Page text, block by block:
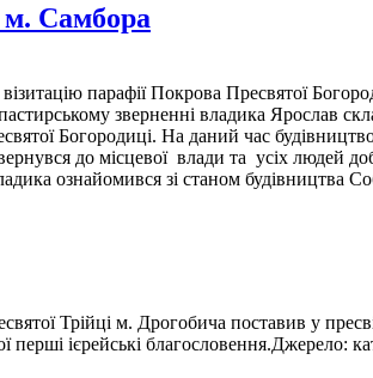
м. Самбора
парафії Покрова Пресвятої
зверненні владика Ярослав
Богородиці. На даний час
до місцевої влади та усіх людей
ознайомився зі станом будівництва
Трійці м. Дрогобича поставив у
перші ієрейські благословення.Джерело: